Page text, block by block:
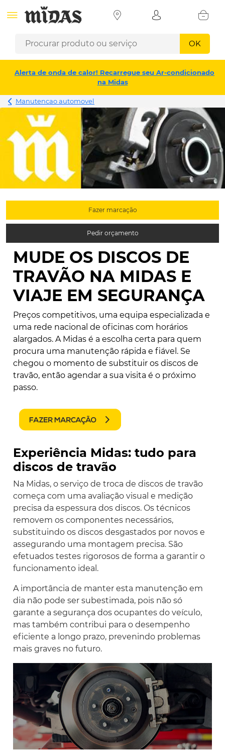
OK
Alerta de onda de calor! Recarregue seu Ar-condicionado
na Midas
Manutencao automovel
MUDE OS DISCOS DE
TRAVÃO NA MIDAS E
VIAJE EM SEGURANÇA
Preços competitivos, uma equipa especializada e
uma rede nacional de oficinas com horários
alargados. A Midas é a escolha certa para quem
procura uma manutenção rápida e fiável. Se
chegou o momento de substituir os discos de
travão, então agendar a sua visita é o próximo
passo.
Experiência Midas: tudo para
discos de travão
Na Midas, o serviço de troca de discos de travão
começa com uma avaliação visual e medição
precisa da espessura dos discos. Os técnicos
removem os componentes necessários,
substituindo os discos desgastados por novos e
assegurando uma montagem precisa. São
efetuados testes rigorosos de forma a garantir o
funcionamento ideal.
A importância de manter esta manutenção em
dia não pode ser subestimada, pois não só
garante a segurança dos ocupantes do veículo,
mas também contribui para o desempenho
eficiente a longo prazo, prevenindo problemas
mais graves no futuro.
Fazer marcação
Pedir orçamento